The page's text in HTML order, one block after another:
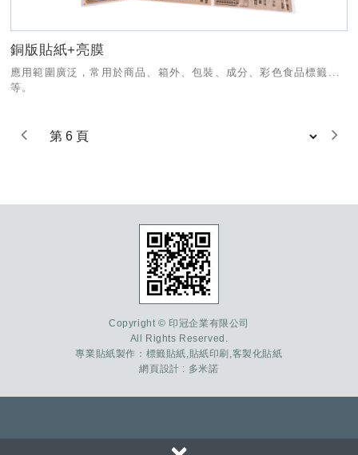
銅版貼紙+亮膜
應用範圍廣泛，常用於商品、箱外、包裝、成分、彩色食品標籤...
等。
Copyright © 印冠企業有限公司
All Rights Reserved.
專業貼紙製作： 標籤貼紙, 貼紙印刷 ,客製化貼紙
網頁設計 : 多米諾